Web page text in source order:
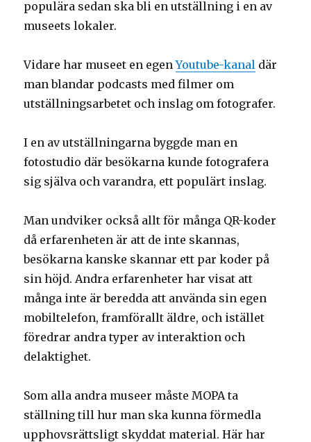
populära sedan ska bli en utställning i en av
museets lokaler.
Vidare har museet en egenYoutube-kanal där
man blandar podcasts med filmer om
utställningsarbetet och inslag om fotografer.
I en av utställningarna byggde man en
fotostudio där besökarna kunde fotografera
sig själva och varandra, ett populärt inslag.
Man undviker också allt för många QR-koder
då erfarenheten är att de inte skannas,
besökarna kanske skannar ett par koder på
sin höjd. Andra erfarenheter har visat att
många inte är beredda att använda sin egen
mobiltelefon, framförallt äldre, och istället
föredrar andra typer av interaktion och
delaktighet.
Som alla andra museer måste MOPA ta
ställning till hur man ska kunna förmedla
upphovsrättsligt skyddat material. Här har